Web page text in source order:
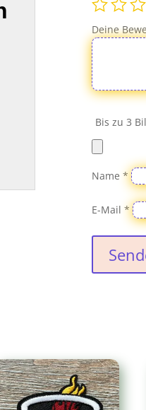
Deine
Bis zu 3
Name*
E-Mail*